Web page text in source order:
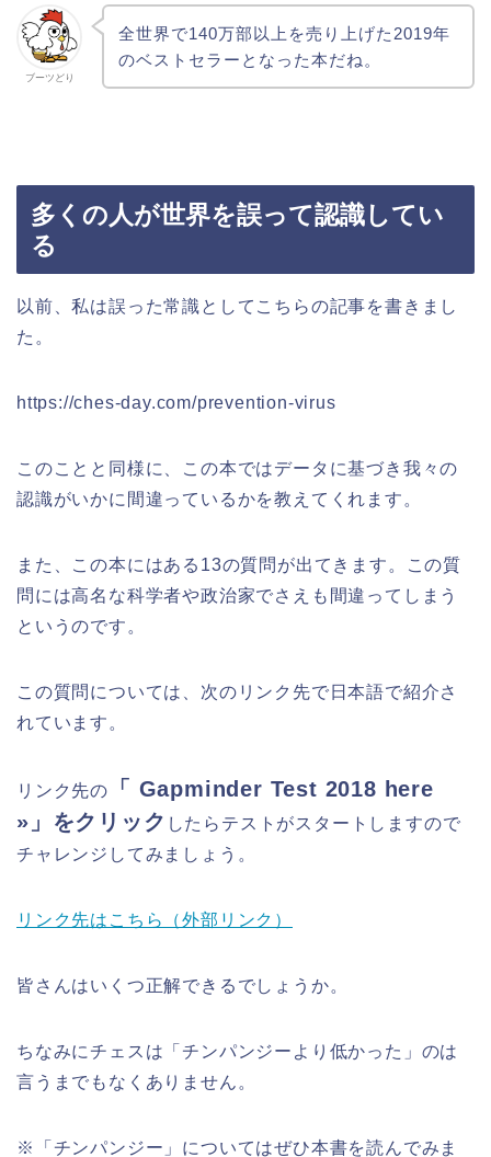
ブーツどり
全世界で140万部以上を売り上げた2019年
のベストセラーとなった本だね。
多くの人が世界を誤って認識してい
る
以前、私は誤った常識としてこちらの記事を書きまし
た。
https://ches-day.com/prevention-virus
このことと同様に、この本ではデータに基づき我々の
認識がいかに間違っているかを教えてくれます。
また、この本にはある13の質問が出てきます。この質
問には高名な科学者や政治家でさえも間違ってしまう
というのです。
この質問については、次のリンク先で日本語で紹介さ
れています。
リンク先の
「 Gapminder Test 2018 here
»」をクリック したらテストがスタートしますので
チャレンジしてみましょう。
リンク先はこちら（外部リンク）
皆さんはいくつ正解できるでしょうか。
ちなみにチェスは「チンパンジーより低かった」のは
言うまでもなくありません。
※「チンパンジー」についてはぜひ本書を読んでみま